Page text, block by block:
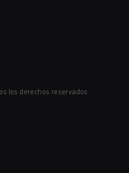
los derechos reservados.